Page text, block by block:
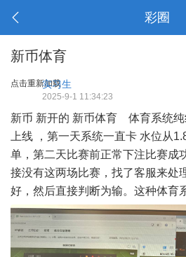
彩圈
新币体育
点击重新加载
实习生
2025-9-1 11:34:23
新币 新开的 新币体育 体育系统
上线 ，第一天系统一直卡 水位从
单，第二天比赛前正常下注比赛成
接没有这两场比赛，找了客服来处
好，然后直接判断为输。这种体育